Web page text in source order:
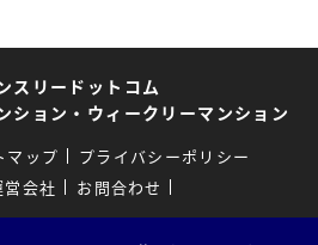
スリードットコム
ション・ウィークリーマンション
マップ
プライバシーポリシー
会社
お問合わせ